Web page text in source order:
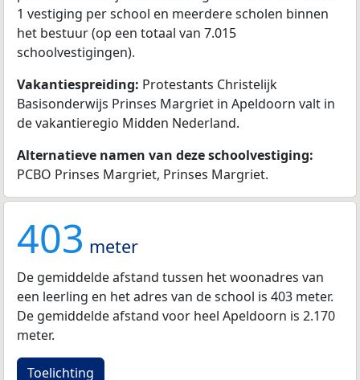
1 vestiging per school en meerdere scholen binnen
het bestuur (op een totaal van 7.015
schoolvestigingen).
Vakantiespreiding: Protestants Christelijk
Basisonderwijs Prinses Margriet in Apeldoorn valt in
de vakantieregio Midden Nederland.
Alternatieve namen van deze schoolvestiging:
PCBO Prinses Margriet, Prinses Margriet.
403 meter
De gemiddelde afstand tussen het woonadres van
een leerling en het adres van de school is 403 meter.
De gemiddelde afstand voor heel Apeldoorn is 2.170
meter.
Toelichting